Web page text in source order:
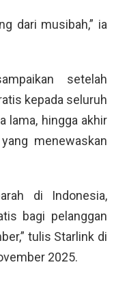
dari musibah,” ia
setelah
kepada seluruh
lama, hingga akhir
menewaskan
di Indonesia,
bagi pelanggan
tulis Starlink di
2025.